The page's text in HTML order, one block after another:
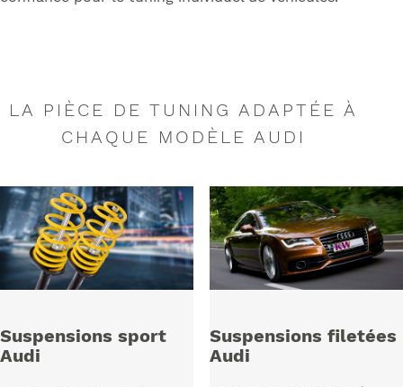
LA PIÈCE DE TUNING ADAPTÉE À
CHAQUE MODÈLE AUDI
Suspensions sport
Audi
Suspensions filetées
Audi